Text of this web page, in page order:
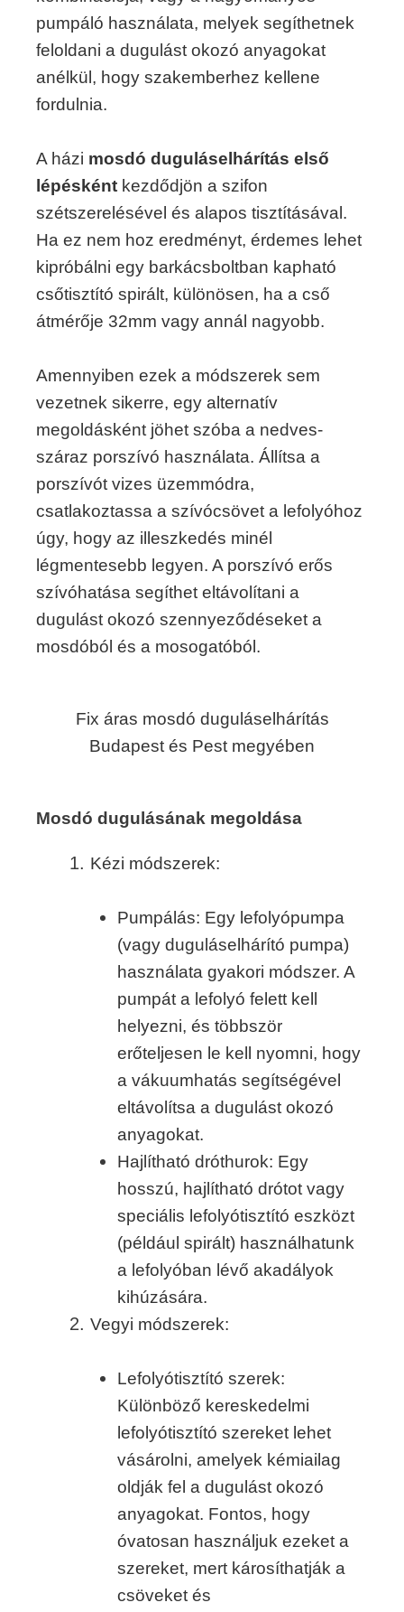
pumpáló használata, melyek segíthetnek
feloldani a dugulást okozó anyagokat
anélkül, hogy szakemberhez kellene
fordulnia.
A házi mosdó duguláselhárítás első
lépésként kezdődjön a szifon
szétszerelésével és alapos tisztításával.
Ha ez nem hoz eredményt, érdemes lehet
kipróbálni egy barkácsboltban kapható
csőtisztító spirált, különösen, ha a cső
átmérője 32mm vagy annál nagyobb.
Amennyiben ezek a módszerek sem
vezetnek sikerre, egy alternatív
megoldásként jöhet szóba a nedves-
száraz porszívó használata. Állítsa a
porszívót vizes üzemmódra,
csatlakoztassa a szívócsövet a lefolyóhoz
úgy, hogy az illeszkedés minél
légmentesebb legyen. A porszívó erős
szívóhatása segíthet eltávolítani a
dugulást okozó szennyeződéseket a
mosdóból és a mosogatóból.
Fix áras mosdó duguláselhárítás
Budapest és Pest megyében
Mosdó dugulásának megoldása
Kézi módszerek:
Pumpálás: Egy lefolyópumpa
(vagy duguláselhárító pumpa)
használata gyakori módszer. A
pumpát a lefolyó felett kell
helyezni, és többször
erőteljesen le kell nyomni, hogy
a vákuumhatás segítségével
eltávolítsa a dugulást okozó
anyagokat.
Hajlítható dróthurok: Egy
hosszú, hajlítható drótot vagy
speciális lefolyótisztító eszközt
(például spirált) használhatunk
a lefolyóban lévő akadályok
kihúzására.
Vegyi módszerek:
Lefolyótisztító szerek:
Különböző kereskedelmi
lefolyótisztító szereket lehet
vásárolni, amelyek kémiailag
oldják fel a dugulást okozó
anyagokat. Fontos, hogy
óvatosan használjuk ezeket a
szereket, mert károsíthatják a
csöveket és